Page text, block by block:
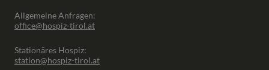
Allgemeine Anfragen:
office@hospiz-tirol.at
Stationäres Hospiz:
station@hospiz-tirol.at